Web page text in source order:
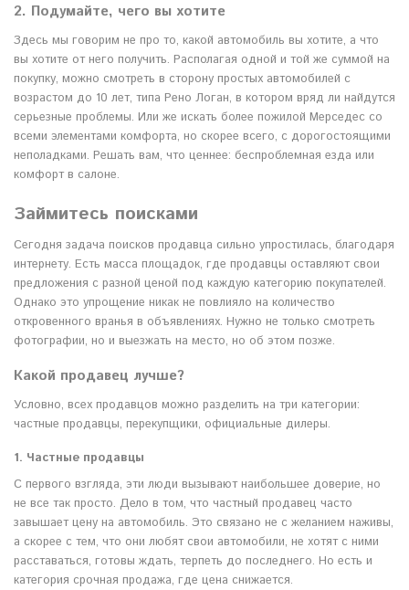
2. Подумайте, чего вы хотите
Здесь мы говорим не про то, какой автомобиль вы хотите, а что
вы хотите от него получить. Располагая одной и той же суммой на
покупку, можно смотреть в сторону простых автомобилей с
возрастом до 10 лет, типа Рено Логан, в котором вряд ли найдутся
серьезные проблемы. Или же искать более пожилой Мерседес со
всеми элементами комфорта, но скорее всего, с дорогостоящими
неполадками. Решать вам, что ценнее: беспроблемная езда или
комфорт в салоне.
Займитесь поисками
Сегодня задача поисков продавца сильно упростилась, благодаря
интернету. Есть масса площадок, где продавцы оставляют свои
предложения с разной ценой под каждую категорию покупателей.
Однако это упрощение никак не повлияло на количество
откровенного вранья в объявлениях. Нужно не только смотреть
фотографии, но и выезжать на место, но об этом позже.
Какой продавец лучше?
Условно, всех продавцов можно разделить на три категории:
частные продавцы, перекупщики, официальные дилеры.
1. Частные продавцы
С первого взгляда, эти люди вызывают наибольшее доверие, но
не все так просто. Дело в том, что частный продавец часто
завышает цену на автомобиль. Это связано не с желанием наживы,
а скорее с тем, что они любят свои автомобили, не хотят с ними
расставаться, готовы ждать, терпеть до последнего. Но есть и
категория срочная продажа, где цена снижается.